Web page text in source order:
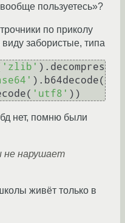
пользуетесь»?
по приколу
забористые, типа
'zlib' ).decompres
).b64decode(
'utf8'
нет, помню были
не нарушает
живёт только в